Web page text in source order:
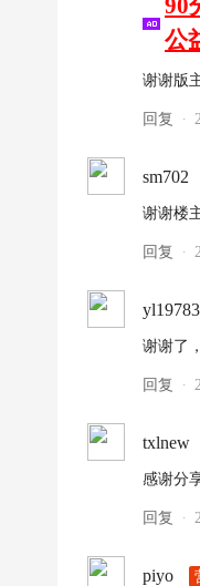
90
公
谢谢版
回复 ·
sm702
谢谢楼
回复 ·
谢谢了
回复 ·
txlnew
感谢分
回复 ·
piyo